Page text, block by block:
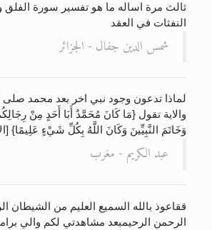
ثالث مرة اساله ما هو تفسير سورة
النفثات في العقد
شمس الدين جفال - الجزائر
لماذا تدعون وجود نبي اخر بعد محمد صلى
والاية تقول {مَا كَانَ مُحَمَّدٌ أَبَا أَحَدٍ مِنْ
وَخَاتَمَ النَّبِيِّينَ وَكَانَ اللَّهُ بِكُلِّ شَيْءٍ عَلِيمًا}
عبد الكريم - مغرب
ققاعوذ بالله السميع العليم من الشيطان
الرحمن الرحيمبعد مشاهدتي لكم والي